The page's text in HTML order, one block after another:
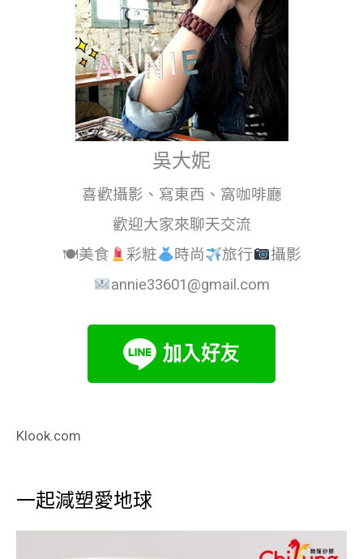
吳大妮
喜歡攝影、寫東西、窩咖啡廳
歡迎大家來聊天交流
🍽美食
彩粧 時尚 旅行
攝影
annie33601@gmail.com
Klook.com
一起減塑愛地球